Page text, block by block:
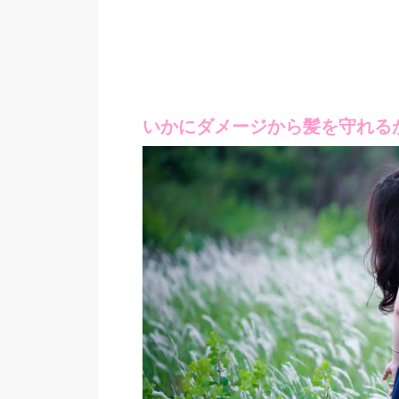
いかにダメージから髪を守れる